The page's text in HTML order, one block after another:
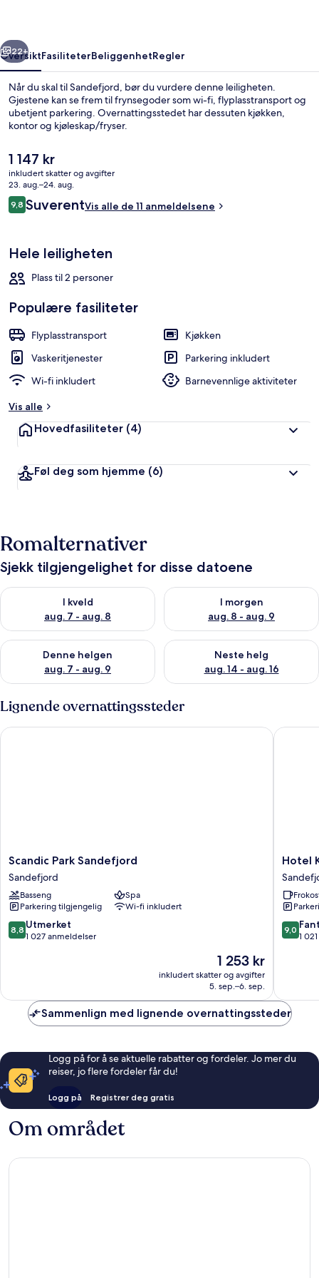
Rom – standard | Skrivebord,
Neste
22+
OversiktFasiliteterBeliggenhetRegler
Når du skal til Sandefjord, bør du vurdere denne leiligheten.
Gjestene kan se frem til frynsegoder som wi-fi, flyplasstransport og
ubetjent parkering. Overnattingsstedet har dessuten kjøkken,
kontor og kjøleskap/fryser.
Den
nåværende
prisen
er
1 147 kr
1 147 kr
inkludert skatter og avgifter
23. aug.–24. aug.
Anmeldelser
9,89,8 av 10 –
SuverentVis alle de 11 anmeldelsene
Hele leiligheten
Plass til 2 personer
Populære fasiliteter
Flyplasstransport
Kjøkken
Vaskeritjenester
Parkering inkludert
Wi-fi inkludert
Barnevennlige aktiviteter
Vis alle
Hovedfasiliteter (4)
Føl deg som hjemme (6)
Romalternativer
Sjekk tilgjengelighet for disse datoene
I kveld
aug. 7 - aug. 8
Sjekk tilgjengelighet for i kveld, aug. 7 - aug. 8
I morgen
aug. 8 - aug. 9
Sjekk tilgjengelighet for i
Denne helgen
aug. 7 - aug. 9
Sjekk tilgjengelighet for denne helgen, aug. 7 - aug. 9
Neste helg
aug. 14 - aug. 16
Sjekk tilgjengelighet for neste
Lignende overnattingssteder
Scandic
Park
Sandefjord
Sandefjord
Scandic Park Sandefjord
Sandefjord
Basseng
Spa
Parkering tilgjengelig
Wi-fi inkludert
8.8
av
8,8 Utmerket
1 027 anmeldelser
Prisen
1 253 kr
1 253 kr
inkludert skatter og avgifter
5. sep.–6. sep.
Scandic Park Sandefjord
Hotel
Kong
Carl
-
Unike
Hoteller
Hotel
9.0
av
9,0
1
Hotel
Sammenlign med lignende overnattingssteder
Logg på for å se aktuelle rabatter og fordeler. Jo mer du
reiser, jo flere fordeler får du!
Logg på Registrer deg gratis
Om området